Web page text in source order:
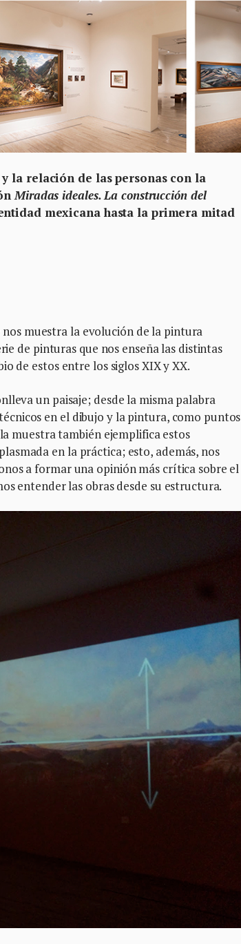
la relación de las personas con la
Miradas ideales. La construcción del
mexicana hasta la primera mitad
muestra la evolución de la pintura
de pinturas que nos enseña las distintas
de estos entre los siglos XIX y XX.
un paisaje; desde la misma palabra
en el dibujo y la pintura, como puntos
muestra también ejemplifica estos
en la práctica; esto, además, nos
a formar una opinión más crítica sobre el
entender las obras desde su estructura.